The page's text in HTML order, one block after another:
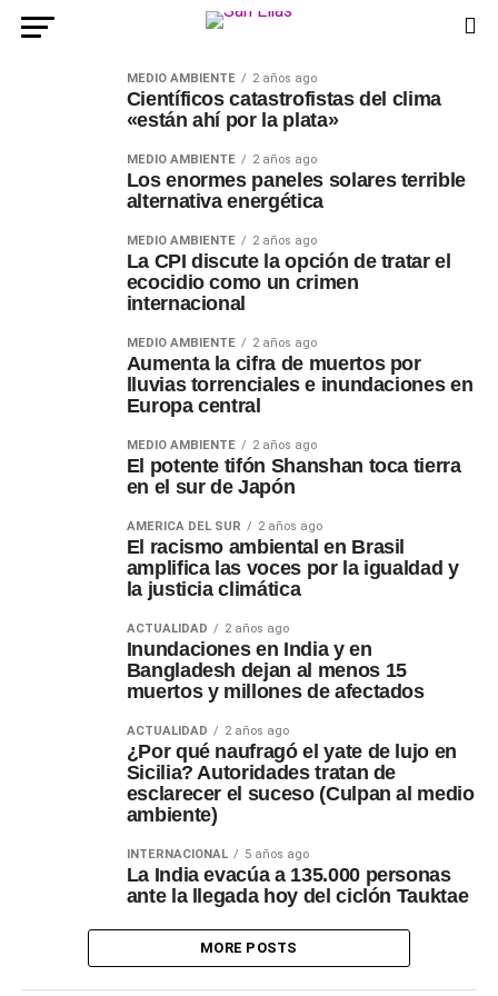
MEDIO AMBIENTE 2 años ago
Científicos catastrofistas del clima
«están ahí por la plata»
MEDIO AMBIENTE 2 años ago
Los enormes paneles solares terrible
alternativa energética
MEDIO AMBIENTE 2 años ago
La CPI discute la opción de tratar el
ecocidio como un crimen
internacional
MEDIO AMBIENTE 2 años ago
Aumenta la cifra de muertos por
lluvias torrenciales e inundaciones en
Europa central
MEDIO AMBIENTE 2 años ago
El potente tifón Shanshan toca tierra
en el sur de Japón
AMERICA DEL SUR 2 años ago
El racismo ambiental en Brasil
amplifica las voces por la igualdad y
la justicia climática
ACTUALIDAD 2 años ago
Inundaciones en India y en
Bangladesh dejan al menos 15
muertos y millones de afectados
ACTUALIDAD 2 años ago
¿Por qué naufragó el yate de lujo en
Sicilia? Autoridades tratan de
esclarecer el suceso (Culpan al medio
ambiente)
INTERNACIONAL 5 años ago
La India evacúa a 135.000 personas
ante la llegada hoy del ciclón Tauktae
MORE POSTS